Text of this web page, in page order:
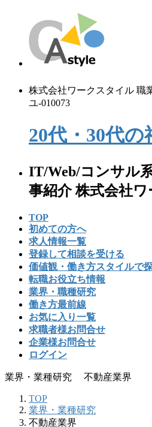
株式会社ワークスタイル 職
ユ-010073
20代・30代の
IT/Web/コンサル
事紹介 株式会社
TOP
初めての⽅へ
求人情報一覧
登録して相談を受ける
価値観・働き方スタイルで
転職お役立ち情報
業界・職種研究
働き方最前線
お気に入り一覧
求職者様お問合せ
企業様お問合せ
ログイン
業界・業種研究 不動産業界
TOP
業界・業種研究
不動産業界